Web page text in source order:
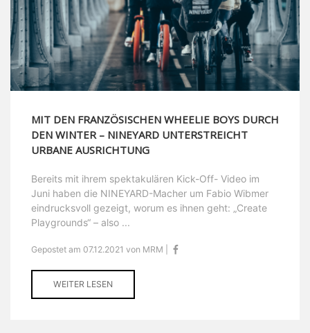
MIT DEN FRANZÖSISCHEN WHEELIE BOYS DURCH
DEN WINTER – NINEYARD UNTERSTREICHT
URBANE AUSRICHTUNG
Bereits mit ihrem spektakulären Kick-Off- Video im
Juni haben die NINEYARD-Macher um Fabio Wibmer
eindrucksvoll gezeigt, worum es ihnen geht: „Create
Playgrounds“ – also ...
Gepostet am 07.12.2021 von MRM |
WEITER LESEN